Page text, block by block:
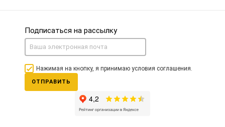
Подписаться на рассылку
Нажимая на кнопку, я принимаю условия соглашения.
ОТПРАВИТЬ